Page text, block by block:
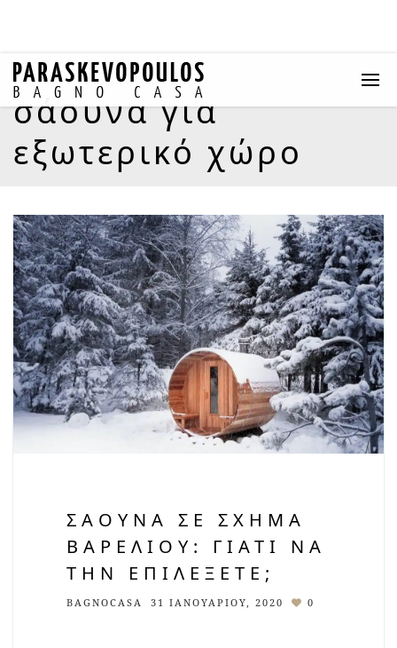
σάουνα για
εξωτερικό χώρο
ΣΆΟΥΝΑ ΣΕ ΣΧΉΜΑ
ΒΑΡΕΛΙΟΎ: ΓΙΑΤΊ ΝΑ
ΤΗΝ ΕΠΙΛΈΞΕΤΕ;
BAGNOCASA 31 ΙΑΝΟΥΑΡΊΟΥ, 2020 0